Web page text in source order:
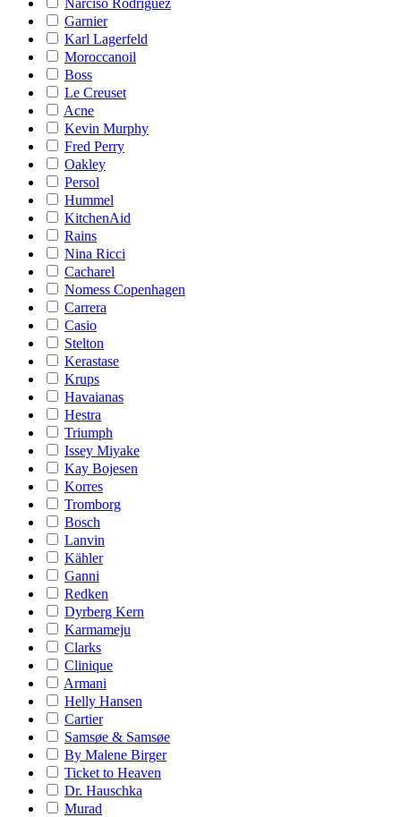
Narciso Rodriguez
Garnier
Karl Lagerfeld
Moroccanoil
Boss
Le Creuset
Acne
Kevin Murphy
Fred Perry
Oakley
Persol
Hummel
KitchenAid
Rains
Nina Ricci
Cacharel
Nomess Copenhagen
Carrera
Casio
Stelton
Kerastase
Krups
Havaianas
Hestra
Triumph
Issey Miyake
Kay Bojesen
Korres
Tromborg
Bosch
Lanvin
Kähler
Ganni
Redken
Dyrberg Kern
Karmameju
Clarks
Clinique
Armani
Helly Hansen
Cartier
Samsøe & Samsøe
By Malene Birger
Ticket to Heaven
Dr. Hauschka
Murad